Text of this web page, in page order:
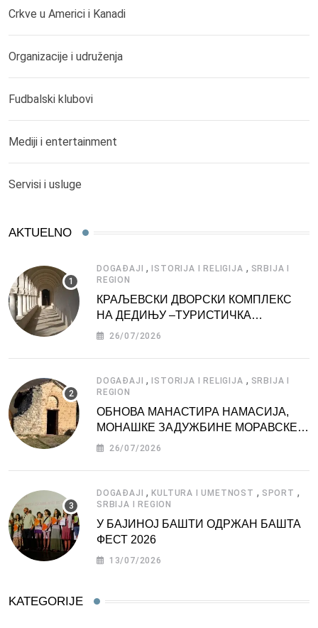
Crkve u Americi i Kanadi
Organizacije i udruženja
Fudbalski klubovi
Mediji i entertainment
Servisi i usluge
AKTUELNO
DOGAĐAJI , ISTORIJA I RELIGIJA , SRBIJA I
REGION
КРАЉЕВСКИ ДВОРСКИ КОМПЛЕКС
НА ДЕДИЊУ –ТУРИСТИЧКА
АТРАКЦИЈА
26/07/2026
DOGAĐAJI , ISTORIJA I RELIGIJA , SRBIJA I
REGION
ОБНОВА МАНАСТИРА НАМАСИЈА,
МОНАШКЕ ЗАДУЖБИНЕ МОРАВСКЕ
СРБИЈЕ
26/07/2026
DOGAĐAJI ,KULTURA I UMETNOST , SPORT ,
SRBIJA I REGION
У БАЈИНОЈ БАШТИ ОДРЖАН БАШТА
ФЕСТ 2026
13/07/2026
KATEGORIJE